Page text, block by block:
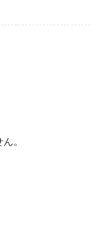
。